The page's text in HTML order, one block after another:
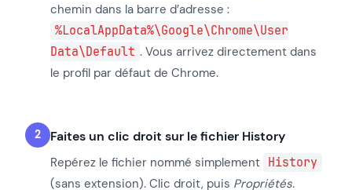
chemin dans la barre d’adresse :
%LocalAppData%\Google\Chrome\User
Data\Default . Vous arrivez directement dans
le profil par défaut de Chrome.
Faites un clic droit sur le fichier History
Repérez le fichier nommé simplement History
(sans extension). Clic droit, puis Propriétés.